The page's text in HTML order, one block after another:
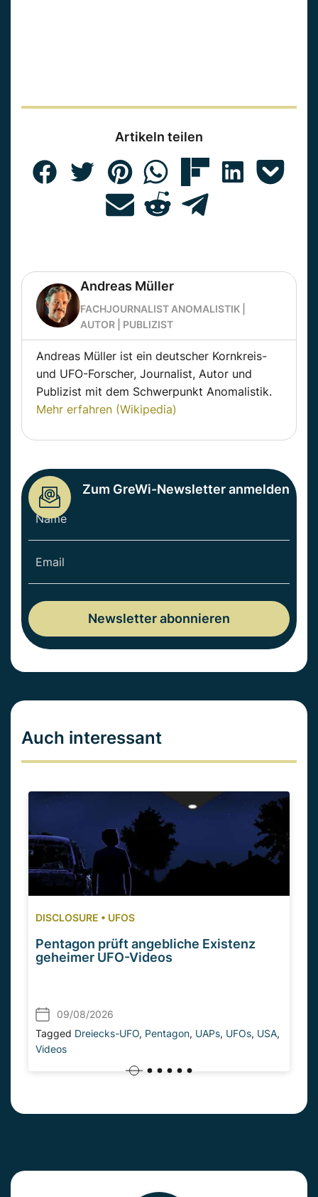
Artikeln teilen
Andreas Müller
FACHJOURNALIST ANOMALISTIK |
AUTOR | PUBLIZIST
Andreas Müller ist ein deutscher Kornkreis-
und UFO-Forscher, Journalist, Autor und
Publizist mit dem Schwerpunkt Anomalistik.
Mehr erfahren (Wikipedia)
Zum GreWi-Newsletter anmelden
Auch interessant
DISCLOSURE • UFOS
Pentagon prüft angebliche Existenz
geheimer UFO-Videos
09/08/2026
Tagged Dreiecks-UFO, Pentagon, UAPs, UFOs, USA,
Videos